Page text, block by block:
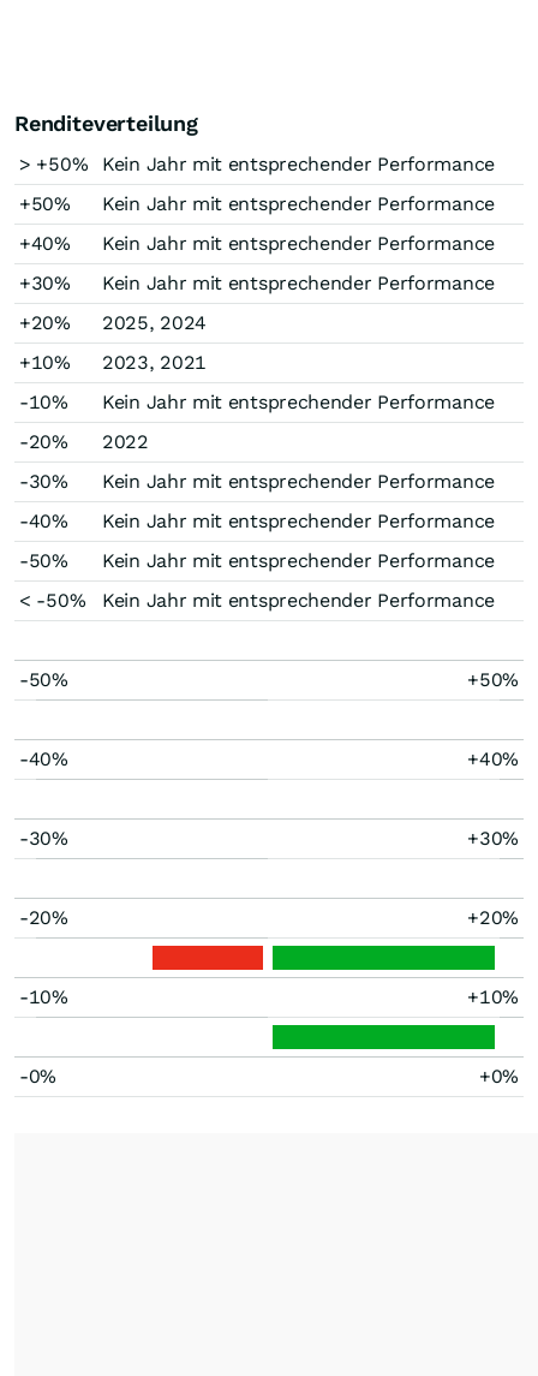
Renditeverteilung
> +50%
Kein Jahr mit entsprechender Performance
+50%
Kein Jahr mit entsprechender Performance
+40%
Kein Jahr mit entsprechender Performance
+30%
Kein Jahr mit entsprechender Performance
+20%
2025, 2024
+10%
2023, 2021
-10%
Kein Jahr mit entsprechender Performance
-20%
2022
-30%
Kein Jahr mit entsprechender Performance
-40%
Kein Jahr mit entsprechender Performance
-50%
Kein Jahr mit entsprechender Performance
< -50%
Kein Jahr mit entsprechender Performance
-50% +50%
-40% +40%
-30% +30%
-20% +20%
-10% +10%
-0% +0%